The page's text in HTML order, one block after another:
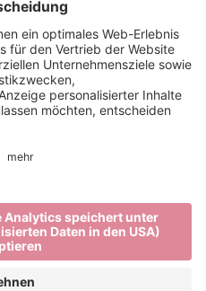
Förderungen